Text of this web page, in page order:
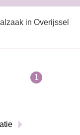
in Overijssel
1